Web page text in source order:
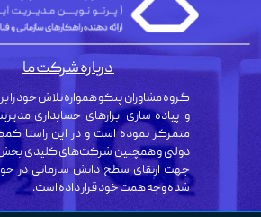
گروه مشاوران پنکو همواره تلاش خود را
و پیاده سازی ابزارهای حسابداری
متمرکز نموده است و در این راستا
دولتی و همچنین شرکت‌های کلیدی
جهت ارتقای سطح دانش سازمانی در
شده وجه همت خود قرار داده است.
درباره شرکت ما